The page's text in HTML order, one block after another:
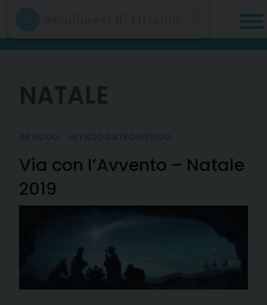
Skip
content
NATALE
ARTICOLI UFFICIO CATECHISTICO
Via con l’Avvento – Natale
2019